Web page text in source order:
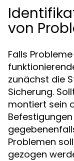
von
Falls
zunächst die
Sicherung.
montiert sein
Problemen
gezogen